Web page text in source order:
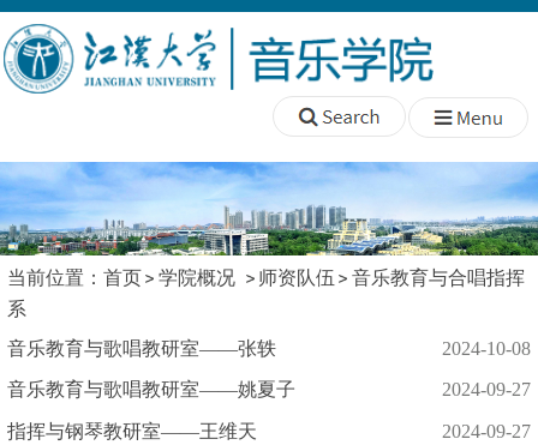
当前位置： 首页 学院概况 师资队伍
音乐教育与合唱指挥
系
音乐教育与歌唱教研室——张轶
2024-10-08
音乐教育与歌唱教研室——姚夏子 2024-09-27
指挥与钢琴教研室——王维天 2024-09-27